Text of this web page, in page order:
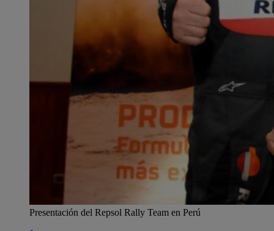
Presentación del Repsol Rally Team en Perú